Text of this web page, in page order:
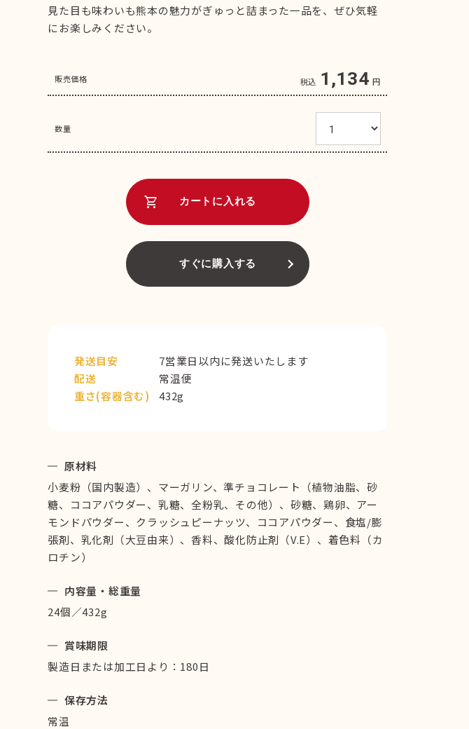
見た目も味わいも熊本の魅力がぎゅっと詰まった一品を、ぜひ気軽
にお楽しみください。
販売価格 税込 1,134 円
数量
shopping_cart カートに入れる
すぐに購入する
発送目安
7営業日以内に発送いたします
配送
常温便
重さ(容器含む)
432g
原材料
小麦粉（国内製造）、マーガリン、準チョコレート（植物油脂、砂
糖、ココアパウダー、乳糖、全粉乳、その他）、砂糖、鶏卵、アー
モンドパウダー、クラッシュピーナッツ、ココアパウダー、食塩/膨
張剤、乳化剤（大豆由来）、香料、酸化防止剤（V.E）、着色料（カ
ロチン）
内容量・総重量
24個／432g
賞味期限
製造日または加工日より：180日
保存方法
常温